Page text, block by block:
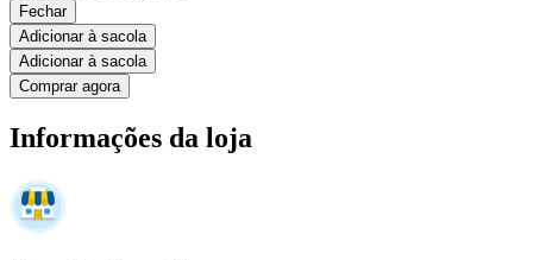
Fechar
Adicionar à sacola
Adicionar à sacola
Comprar agora
Informações da loja